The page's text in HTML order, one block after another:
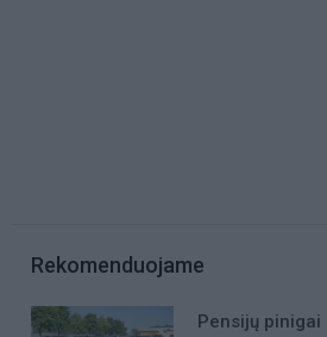
Rekomenduojame
Pensijų